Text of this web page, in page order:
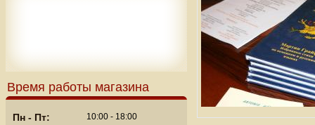
Время работы магазина
Пн - Пт: 10:00 - 18:00